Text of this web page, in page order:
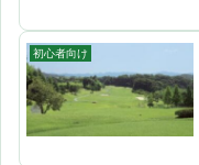
初心者向け